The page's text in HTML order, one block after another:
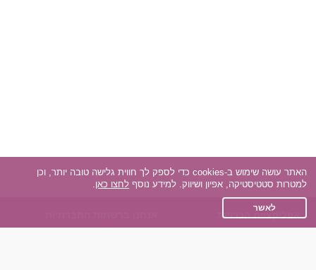
אפליקציית הכרויות
האתר עושה שימוש ב-cookies כדי לספק לך חווית גלישה טובה יותר, וכן
למטרות סטטיסטיקה, אפיון ושיווק. למידע נוסף לחצו כאן.
לאשר